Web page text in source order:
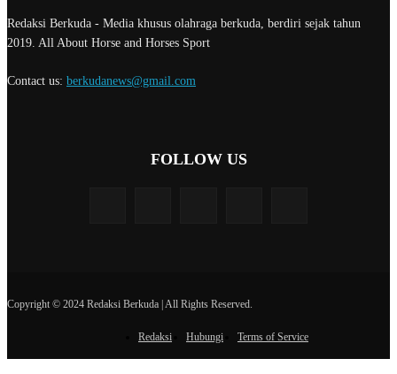
Redaksi Berkuda - Media khusus olahraga berkuda, berdiri sejak tahun
2019. All About Horse and Horses Sport
Contact us: berkudanews@gmail.com
FOLLOW US
Copyright © 2024 Redaksi Berkuda | All Rights Reserved.
Redaksi Hubungi Terms of Service